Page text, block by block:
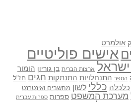
אולמרט
אישים פוליטיים
ארצות הברית בן גוריון הומור
הספר התנחלויות התנתקות חגים חז"ל
כלכלה כללי לשון מחשבים ואינטרנט
מערכת המשפט ספרות ספרות עברית